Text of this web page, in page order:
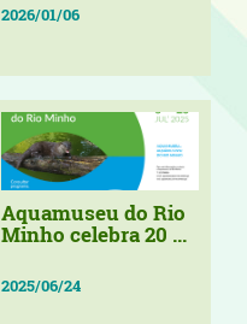
2026/01/06
Aquamuseu do Rio
Minho celebra 20 ...
2025/06/24